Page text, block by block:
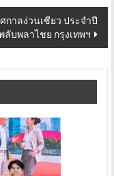
กาลง่วนเซียว ประจำปี
ลับพลาไชย กรุงเทพฯ